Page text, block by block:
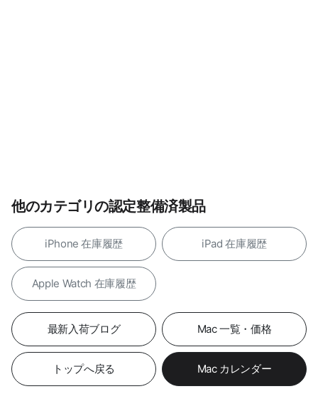
他のカテゴリの認定整備済製品
iPhone 在庫履歴 iPad 在庫履歴
Apple Watch 在庫履歴
最新入荷ブログ Mac 一覧・価格
トップへ戻る Mac カレンダー